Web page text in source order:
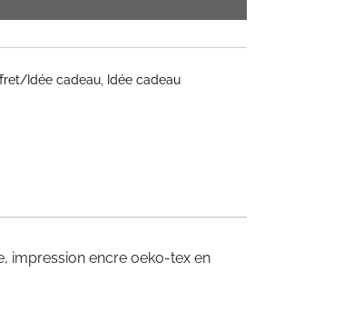
Idée cadeau Idée cadeau
impression encre oeko-tex en